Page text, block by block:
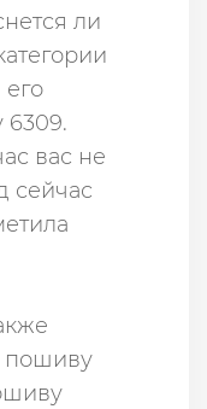
ли
6309.
вас не
сейчас
пошиву